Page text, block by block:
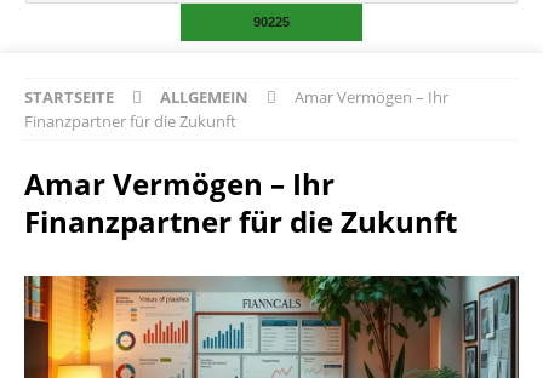
STARTSEITE ALLGEMEIN
Amar Vermögen – Ihr
Finanzpartner für die Zukunft
Amar Vermögen – Ihr
Finanzpartner für die Zukunft